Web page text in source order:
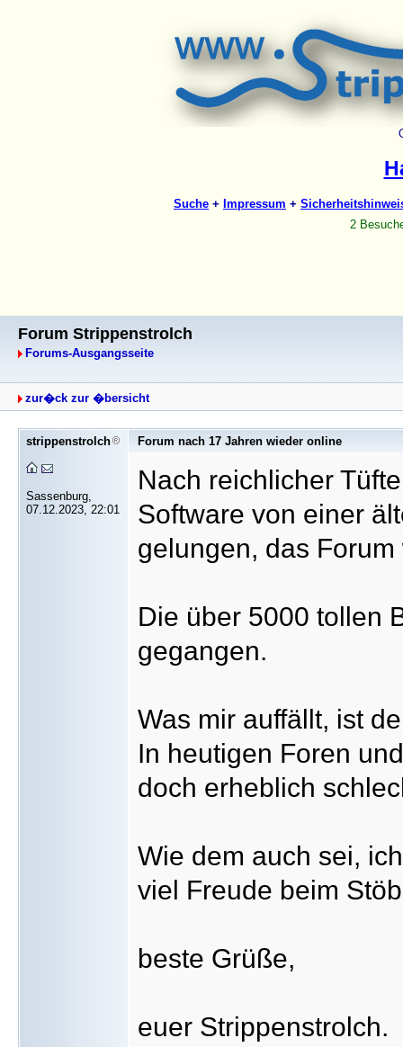
Forum Strippenstrolch
Forums-Ausgangsseite
zur�ck zur �bersicht
strippenstrolch
Sassenburg,
07.12.2023, 22:01
Forum nach 17 Jahren wieder online
Nach reichlicher
Software von einer
gelungen, das
Die über 5000 tollen
gegangen.
Was mir auffällt, ist
In heutigen Foren
doch erheblich
Wie dem auch sei,
viel Freude beim
beste Grüße,
euer Strippenstrolch.